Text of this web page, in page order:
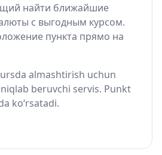
найти ближайшие
с выгодным курсом.
пункта прямо на
almashtirish uchun
beruvchi servis. Punkt
ko‘rsatadi.